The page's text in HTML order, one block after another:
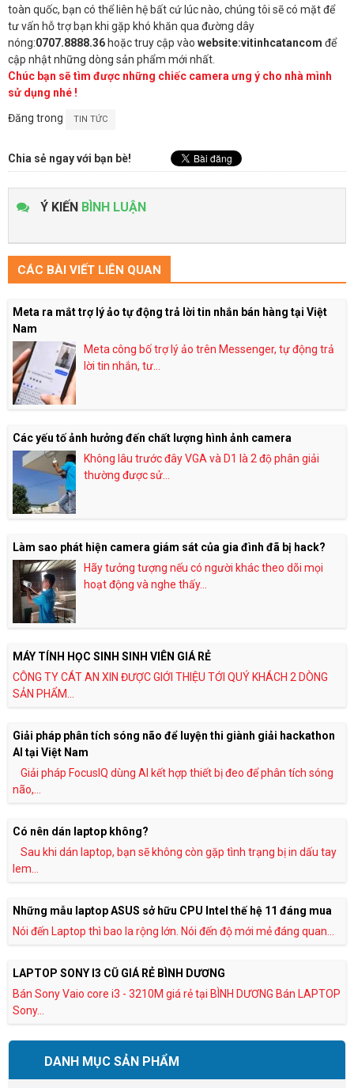
toàn quốc, bạn có thể liên hệ bất cứ lúc nào, chúng tôi sẽ có mặt để
tư vấn hỗ trợ bạn khi gặp khó khăn qua đường dây
nóng:0707.8888.36hoặc truy cập vào website:vitinhcatancom để
cập nhật những dòng sản phẩm mới nhất.
Chúc bạn sẽ tìm được những chiếc camera ưng ý cho nhà mình
sử dụng nhé !
Đăng trong
TIN TỨC
Chia sẻ ngay với bạn bè!
Ý KIẾN BÌNH LUẬN
CÁC BÀI VIẾT LIÊN QUAN
Meta ra mắt trợ lý ảo tự động trả lời tin nhắn bán hàng tại Việt
Nam
Meta công bố trợ lý ảo trên Messenger, tự động trả
lời tin nhắn, tư...
Các yếu tố ảnh hưởng đến chất lượng hình ảnh camera
Không lâu trước đây VGA và D1 là 2 độ phân giải
thường được sử...
Làm sao phát hiện camera giám sát của gia đình đã bị hack?
Hãy tưởng tượng nếu có người khác theo dõi mọi
hoạt động và nghe thấy...
MÁY TÍNH HỌC SINH SINH VIÊN GIÁ RẺ
CÔNG TY CÁT AN XIN ĐƯỢC GIỚI THIỆU TỚI QUÝ KHÁCH 2 DÒNG
SẢN PHẨM...
Giải pháp phân tích sóng não để luyện thi giành giải hackathon
AI tại Việt Nam
Giải pháp FocusIQ dùng AI kết hợp thiết bị đeo để phân tích sóng
não,...
Có nên dán laptop không?
Sau khi dán laptop, bạn sẽ không còn gặp tình trạng bị in dấu tay
lem...
Những mẫu laptop ASUS sở hữu CPU Intel thế hệ 11 đáng mua
Nói đến Laptop thì bao la rộng lớn. Nói đến độ mới mẻ đáng quan...
LAPTOP SONY I3 CŨ GIÁ RẺ BÌNH DƯƠNG
Bán Sony Vaio core i3 - 3210M giá rẻ tại BÌNH DƯƠNG Bán LAPTOP
Sony...
DANH MỤC SẢN PHẨM